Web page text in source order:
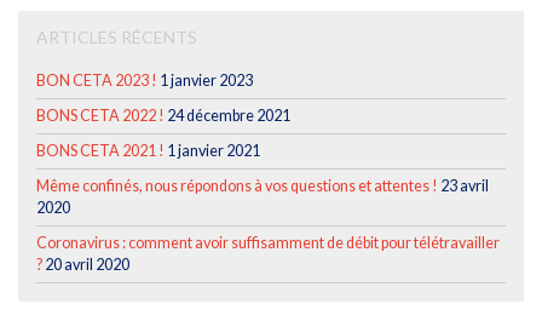
ARTICLES RÉCENTS
BON CETA 2023 ! 1 janvier 2023
BONS CETA 2022 ! 24 décembre 2021
BONS CETA 2021 ! 1 janvier 2021
Même confinés, nous répondons à vos questions et attentes ! 23 avril
2020
Coronavirus : comment avoir suffisamment de débit pour télétravailler
? 20 avril 2020